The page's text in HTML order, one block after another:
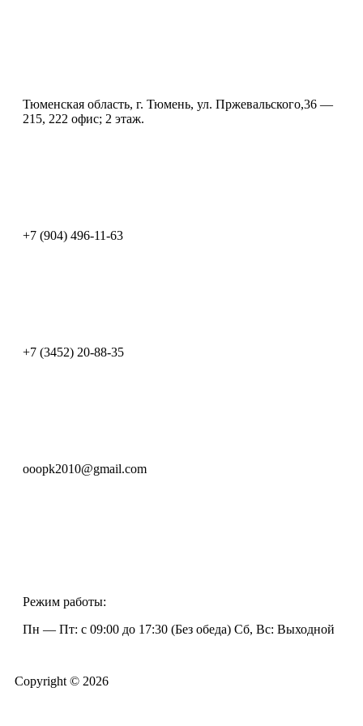
Тюменская область, г. Тюмень, ул. Пржевальского,36 —
215, 222 офис; 2 этаж.
+7 (904) 496-11-63
+7 (3452) 20-88-35
ooopk2010@gmail.com
Режим работы:
Пн — Пт: с 09:00 до 17:30 (Без обеда) Сб, Вс: Выходной
Copyright © 2026